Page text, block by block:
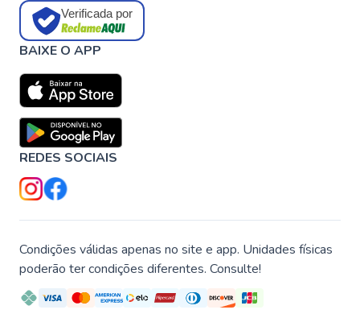
Verificada por
BAIXE O APP
REDES SOCIAIS
Condições válidas apenas no site e app. Unidades físicas
poderão ter condições diferentes. Consulte!